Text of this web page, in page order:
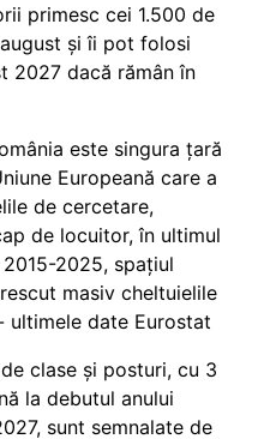
primesc cei 1.500 de
și îi pot folosi
2027 dacă rămân în
este singura țară
Europeană care a
de cercetare,
de locuitor, în ultimul
2025, spațiul
masiv cheltuielile
ultimele date Eurostat
clase și posturi, cu 3
la debutul anului
sunt semnalate de